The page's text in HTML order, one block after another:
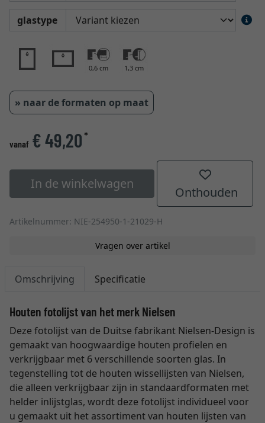
glastype
0,6 cm 1,3 cm
» naar de formaten op maat
vanaf € 49,20*
In de winkelwagen
Onthouden
Artikelnummer: NIE-254950-1-21029-H
Vragen over artikel
Omschrijving Specificatie
Houten fotolijst van het merk Nielsen
Deze fotolijst van de Duitse fabrikant Nielsen-Design is
gemaakt van hoogwaardige houten profielen en
verkrijgbaar met 6 verschillende soorten glas. In
tegenstelling tot de houten wissellijsten van Nielsen,
die alleen verkrijgbaar zijn in standaardformaten met
helder inlijstglas, wordt deze fotolijst individueel voor
u gemaakt uit het assortiment van houten lijsten van